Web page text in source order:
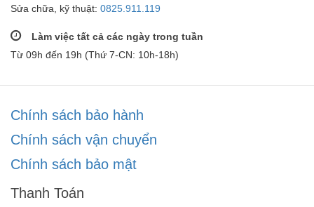
Sửa chữa, kỹ thuật: 0825.911.119
Làm việc tất cả các ngày trong tuần
Từ 09h đến 19h (Thứ 7-CN: 10h-18h)
Chính sách bảo hành
Chính sách vận chuyển
Chính sách bảo mật
Thanh Toán